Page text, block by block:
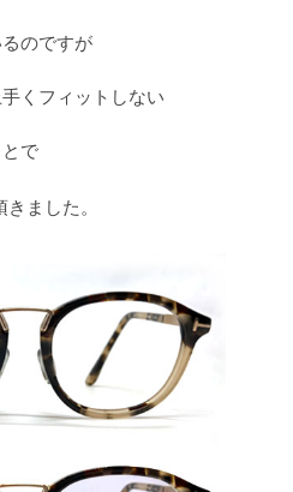
のですが
くフィットしない
で
きました。